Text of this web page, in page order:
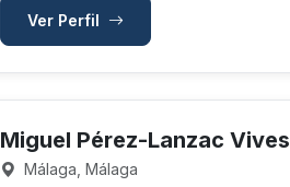
Ver Perfil
Miguel Pérez-Lanzac Vives
Málaga, Málaga